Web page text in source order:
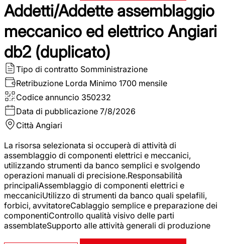
Addetti/Addette assemblaggio
meccanico ed elettrico Angiari
db2 (duplicato)
Tipo di contratto Somministrazione
Retribuzione Lorda Minimo 1700 mensile
Codice annuncio 350232
Data di pubblicazione 7/8/2026
Città Angiari
La risorsa selezionata si occuperà di attività di
assemblaggio di componenti elettrici e meccanici,
utilizzando strumenti da banco semplici e svolgendo
operazioni manuali di precisione.Responsabilità
principaliAssemblaggio di componenti elettrici e
meccaniciUtilizzo di strumenti da banco quali spelafili,
forbici, avvitatoreCablaggio semplice e preparazione dei
componentiControllo qualità visivo delle parti
assemblateSupporto alle attività generali di produzione